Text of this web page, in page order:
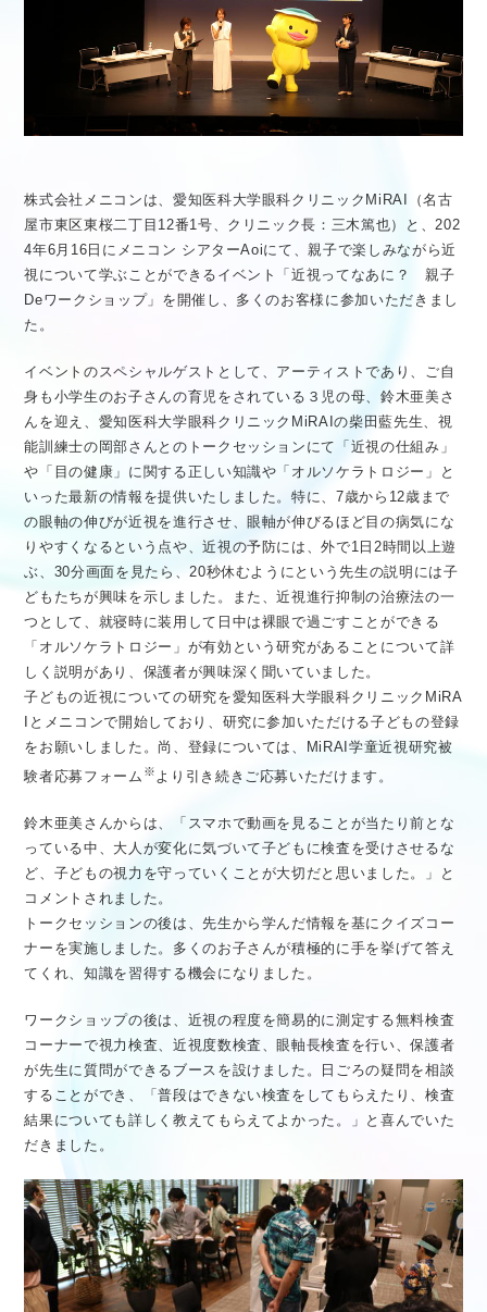
株式会社メニコンは、愛知医科大学眼科クリニックMiRAI（名古
屋市東区東桜二丁目12番1号、クリニック長：三木篤也）と、202
4年6月16日にメニコン シアターAoiにて、親子で楽しみながら近
視について学ぶことができるイベント「近視ってなあに？ 親子
Deワークショップ」を開催し、多くのお客様に参加いただきまし
た。
イベントのスペシャルゲストとして、アーティストであり、ご自
身も小学生のお子さんの育児をされている３児の母、鈴木亜美さ
んを迎え、愛知医科大学眼科クリニックMiRAIの柴田藍先生、視
能訓練士の岡部さんとのトークセッションにて「近視の仕組み」
や「目の健康」に関する正しい知識や「オルソケラトロジー」と
いった最新の情報を提供いたしました。特に、7歳から12歳まで
の眼軸の伸びが近視を進行させ、眼軸が伸びるほど目の病気にな
りやすくなるという点や、近視の予防には、外で1日2時間以上遊
ぶ、30分画面を見たら、20秒休むようにという先生の説明には子
どもたちが興味を示しました。また、近視進行抑制の治療法の一
つとして、就寝時に装用して日中は裸眼で過ごすことができる
「オルソケラトロジー」が有効という研究があることについて詳
しく説明があり、保護者が興味深く聞いていました。
子どもの近視についての研究を愛知医科大学眼科クリニックMiRA
Iとメニコンで開始しており、研究に参加いただける子どもの登録
をお願いしました。尚、登録については、MiRAI学童近視研究被
験者応募フォーム ※ より引き続きご応募いただけます。
鈴木亜美さんからは、「スマホで動画を見ることが当たり前とな
っている中、大人が変化に気づいて子どもに検査を受けさせるな
ど、子どもの視力を守っていくことが大切だと思いました。」と
コメントされました。
トークセッションの後は、先生から学んだ情報を基にクイズコー
ナーを実施しました。多くのお子さんが積極的に手を挙げて答え
てくれ、知識を習得する機会になりました。
ワークショップの後は、近視の程度を簡易的に測定する無料検査
コーナーで視力検査、近視度数検査、眼軸長検査を行い、保護者
が先生に質問ができるブースを設けました。日ごろの疑問を相談
することができ、「普段はできない検査をしてもらえたり、検査
結果についても詳しく教えてもらえてよかった。」と喜んでいた
だきました。